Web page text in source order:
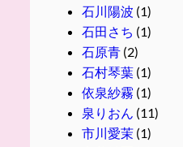
石川陽波 (1)
石田さち (1)
石原青(2)
石村琴葉(1)
依泉紗霧 (1)
泉りおん (11)
市川愛茉(1)